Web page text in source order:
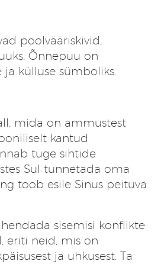
poolvääriskivid,
Õnnepuu on
ja külluse sümboliks.
mida on ammustest
kantud
tuge sihtide
Sul tunnetada oma
toob esile Sinus peituva
sisemisi konflikte
eriti neid, mis on
ja uhkusest. Ta